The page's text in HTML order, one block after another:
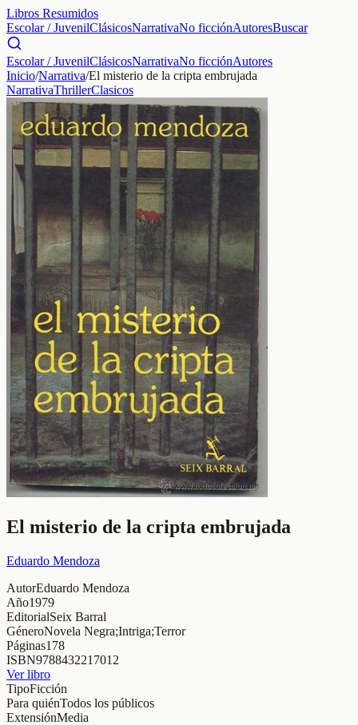
Libros Resumidos
Escolar / JuvenilClásicosNarrativaNo ficciónAutoresBuscar
Escolar / JuvenilClásicosNarrativaNo ficciónAutores
Inicio/Narrativa/El misterio de la cripta embrujada
NarrativaThrillerClasicos
El misterio de la cripta embrujada
Eduardo Mendoza
AutorEduardo Mendoza
Año1979
EditorialSeix Barral
GéneroNovela Negra;Intriga;Terror
Páginas178
ISBN9788432217012
Ver libro
TipoFicción
Para quiénTodos los públicos
ExtensiónMedia